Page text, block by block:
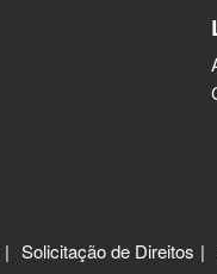
Solicitação de Direitos